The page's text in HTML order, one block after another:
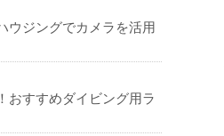
ウジングでカメラを活用
おすすめダイビング用ラ